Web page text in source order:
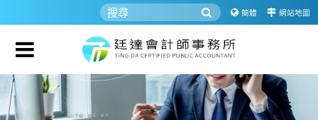
簡體 網站地圖